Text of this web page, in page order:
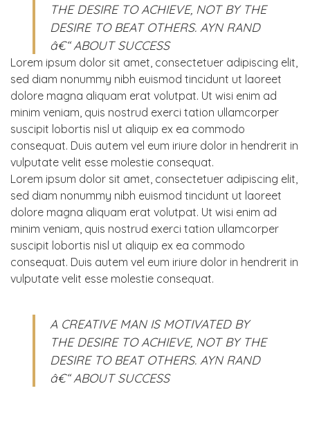
THE DESIRE TO ACHIEVE, NOT BY THE
DESIRE TO BEAT OTHERS. AYN RAND
â€“ ABOUT SUCCESS
Lorem ipsum dolor sit amet, consectetuer adipiscing elit,
sed diam nonummy nibh euismod tincidunt ut laoreet
dolore magna aliquam erat volutpat. Ut wisi enim ad
minim veniam, quis nostrud exerci tation ullamcorper
suscipit lobortis nisl ut aliquip ex ea commodo
consequat. Duis autem vel eum iriure dolor in hendrerit in
vulputate velit esse molestie consequat.
Lorem ipsum dolor sit amet, consectetuer adipiscing elit,
sed diam nonummy nibh euismod tincidunt ut laoreet
dolore magna aliquam erat volutpat. Ut wisi enim ad
minim veniam, quis nostrud exerci tation ullamcorper
suscipit lobortis nisl ut aliquip ex ea commodo
consequat. Duis autem vel eum iriure dolor in hendrerit in
vulputate velit esse molestie consequat.
A CREATIVE MAN IS MOTIVATED BY
THE DESIRE TO ACHIEVE, NOT BY THE
DESIRE TO BEAT OTHERS. AYN RAND
â€“ ABOUT SUCCESS